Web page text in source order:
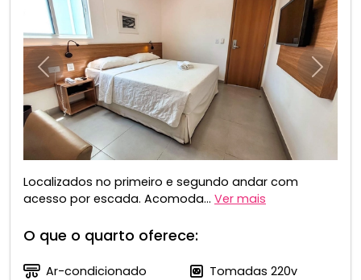
Anterior
Localizados no primeiro e segundo andar com
acesso por escada. Acomoda... Ver mais
O que o quarto oferece:
Ar-condicionado
Tomadas 220v